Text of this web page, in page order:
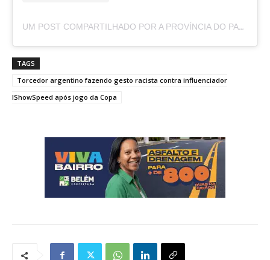
UM POST COMPARTILHADO POR A PROVÍNCIA DO PARÁ (@APROVINCIADOPARA)
TAGS
Torcedor argentino fazendo gesto racista contra influenciador
IShowSpeed após jogo da Copa